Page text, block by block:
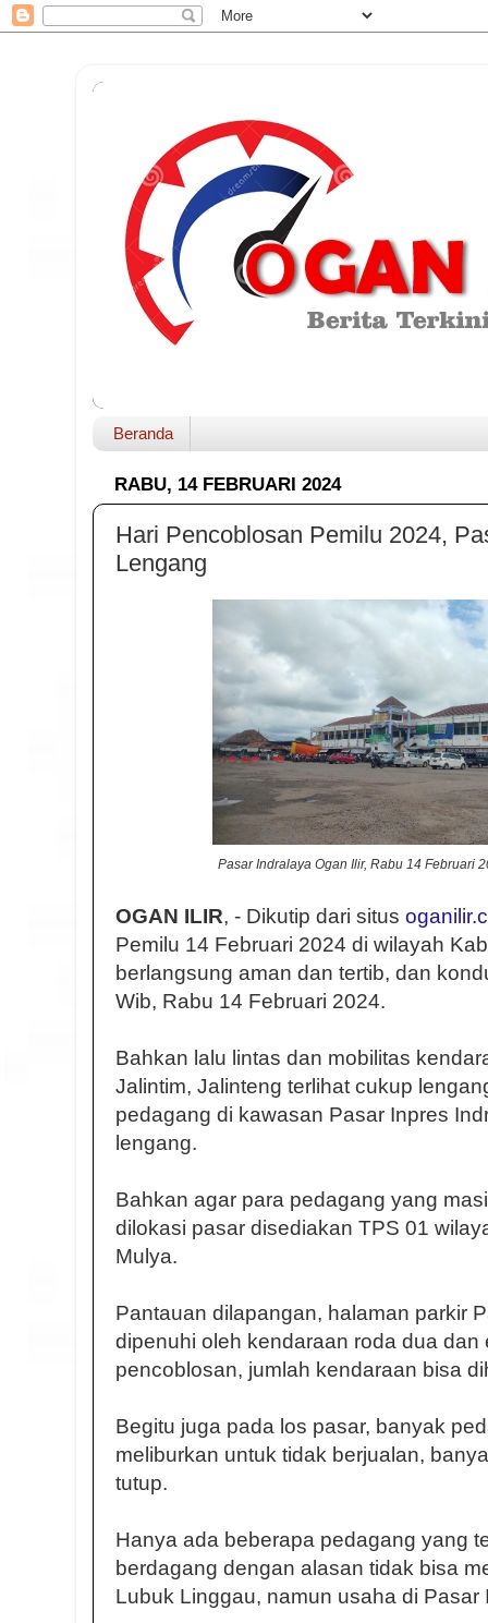
Beranda
RABU, 14 FEBRUARI 2024
Hari Pencoblosan Pemilu 2024,
Lengang
Pasar Indralaya Ogan Ilir, Rabu 14 Februari
OGAN ILIR, - Dikutip dari situs
Pemilu 14 Februari 2024 di wilayah
berlangsung aman dan tertib, dan
Wib, Rabu 14 Februari 2024.
Bahkan lalu lintas dan mobilitas
Jalintim, Jalinteng terlihat cukup
pedagang di kawasan Pasar Inpres
lengang.
Bahkan agar para pedagang yang
dilokasi pasar disediakan TPS 01
Mulya.
Pantauan dilapangan, halaman parkir
dipenuhi oleh kendaraan roda dua dan
pencoblosan, jumlah kendaraan bisa
Begitu juga pada los pasar, banyak
meliburkan untuk tidak berjualan,
tutup.
Hanya ada beberapa pedagang yang
berdagang dengan alasan tidak bisa
Lubuk Linggau, namun usaha di Pasar